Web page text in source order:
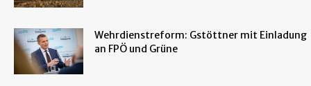
Wehrdienstreform: Gstöttner mit Einladung
an FPÖ und Grüne